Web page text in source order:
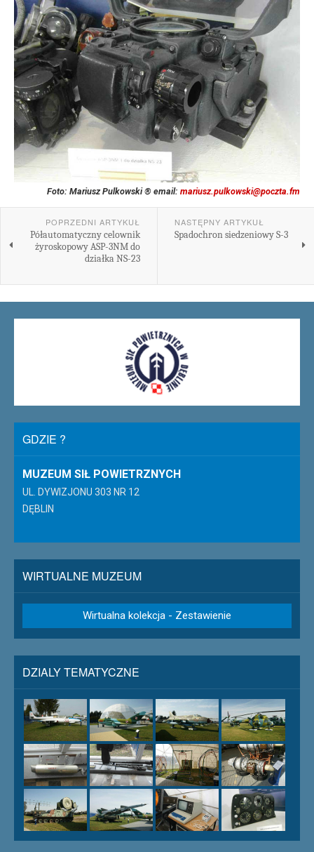
Foto: Mariusz Pulkowski ® email: mariusz.pulkowski@poczta.fm
POPRZEDNI ARTYKUŁ
Półautomatyczny celownik
żyroskopowy ASP-3NM do
działka NS-23
NASTĘPNY ARTYKUŁ
Spadochron siedzeniowy S-3
GDZIE ?
MUZEUM SIŁ POWIETRZNYCH
UL. DYWIZJONU 303 NR 12
DĘBLIN
WIRTUALNE MUZEUM
Wirtualna kolekcja - Zestawienie
DZIALY TEMATYCZNE